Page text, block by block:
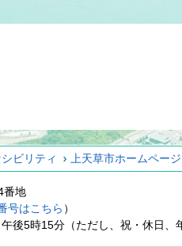
ビリティ 上天草市ホームペー
番地
号はこちら ）
後5時15分（ただし、祝・休日、